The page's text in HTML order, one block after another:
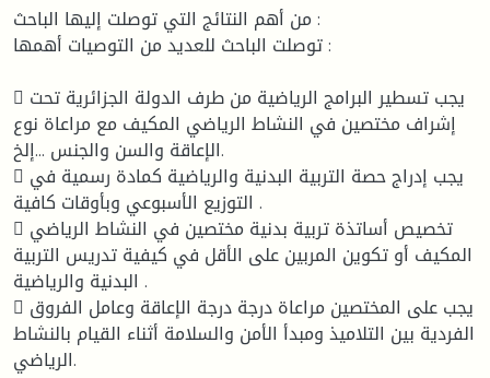
من أهم النتائج التي توصلت إليها الباحث :
توصلت الباحث للعديد من التوصيات أهمها :
 يجب تسطير البرامج الرياضية من طرف الدولة الجزائرية تحت
إشراف مختصين في النشاط الرياضي المكيف مع مراعاة نوع
الإعاقة والسن والجنس ...إلخ.
 يجب إدراج حصة التربية البدنية والرياضية كمادة رسمية في
التوزيع الأسبوعي وبأوقات كافية .
 تخصيص أساتذة تربية بدنية مختصين في النشاط الرياضي
المكيف أو تكوين المربين على الأقل في كيفية تدريس التربية
البدنية والرياضية .
 يجب على المختصين مراعاة درجة درجة الإعاقة وعامل الفروق
الفردية بين التلاميذ ومبدأ الأمن والسلامة أثناء القيام بالنشاط
الرياضي.